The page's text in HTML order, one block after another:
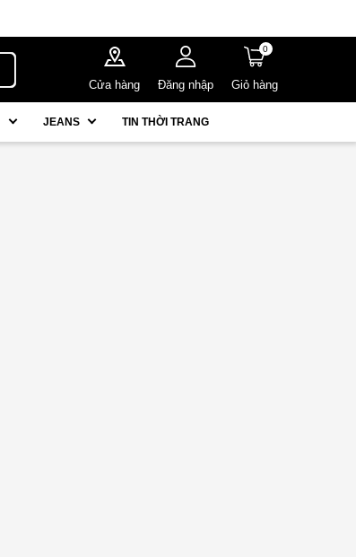
Cửa hàng Đăng nhập
0
Giỏ hàng
JEANS TIN THỜI TRANG